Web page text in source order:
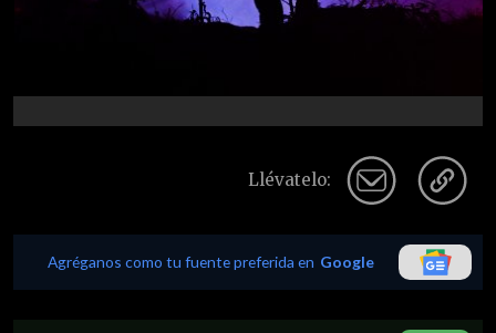
Llévatelo:
Agréganos como tu fuente preferida en Google